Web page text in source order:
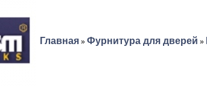
Главная » Фурнитура для дверей »